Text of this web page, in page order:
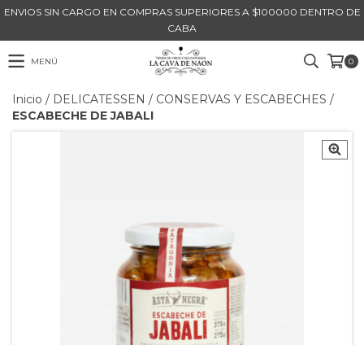
ENVIOS SIN CARGO EN COMPRAS SUPERIORES A $100000 DENTRO DE
CABA
MENÚ 0
Inicio / DELICATESSEN / CONSERVAS Y ESCABECHES /
ESCABECHE DE JABALI